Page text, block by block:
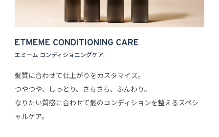
ETMEME CONDITIONING CARE
エミーム コンディショニングケア
髪質に合わせて仕上がりをカスタマイズ。
つやつや、しっとり、さらさら、ふんわり。
なりたい質感に合わせて髪のコンディションを整えるスペシ
ャルケア。